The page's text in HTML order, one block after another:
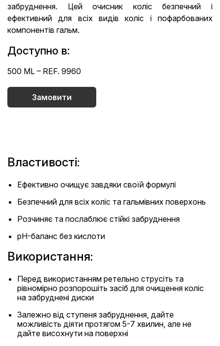
забруднення. Цей очисник коліс безпечний і
ефективний для всіх видів коліс і пофарбованих
компонентів гальм.
Доступно в:
500 ML – REF. 9960
Замовити
Властивості:
Ефективно очищує завдяки своїй формулі
Безпечний для всіх коліс та гальмівних поверхонь
Розчиняє та послаблює стійкі забруднення
pH-баланс без кислоти
Використання:
Перед використанням ретельно струсіть та
рівномірно розпорошіть засіб для очищення коліс
на забруднені диски
Залежно від ступеня забруднення, дайте
можливість діяти протягом 5-7 хвилин, але не
дайте висохнути на поверхні